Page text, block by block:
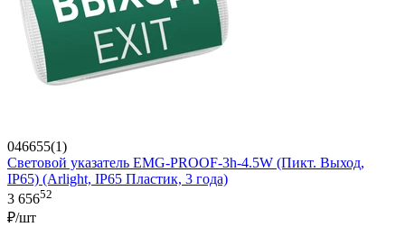
046655(1)
Световой указатель EMG-PROOF-3h-4.5W (Пикт. Выход,
IP65) (Arlight, IP65 Пластик, 3 года)
3 65652
₽/шт